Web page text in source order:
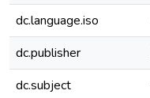
dc.language.iso
dc.publisher
dc.subject